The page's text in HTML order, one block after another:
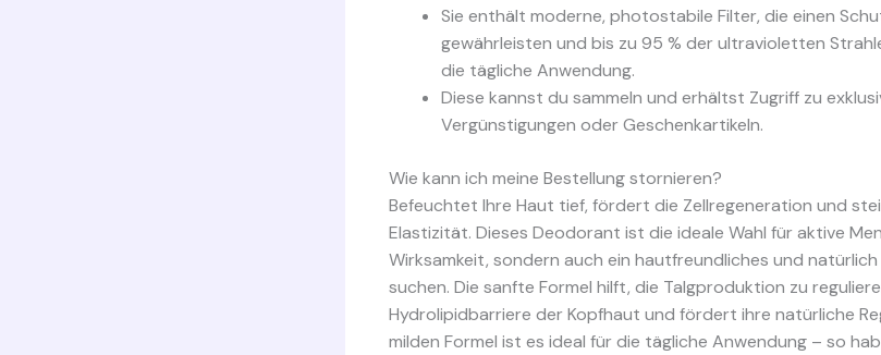
Sie enthält moderne, photostabile Filter, die einen
gewährleisten und bis zu 95 % der ultravioletten
die tägliche Anwendung.
Diese kannst du sammeln und erhältst Zugriff zu
Vergünstigungen oder Geschenkartikeln.
Wie kann ich meine Bestellung stornieren?
Befeuchtet Ihre Haut tief, fördert die Zellregeneration und
Elastizität. Dieses Deodorant ist die ideale Wahl für aktive
Wirksamkeit, sondern auch ein hautfreundliches und
suchen. Die sanfte Formel hilft, die Talgproduktion zu
Hydrolipidbarriere der Kopfhaut und fördert ihre natürliche
milden Formel ist es ideal für die tägliche Anwendung – so